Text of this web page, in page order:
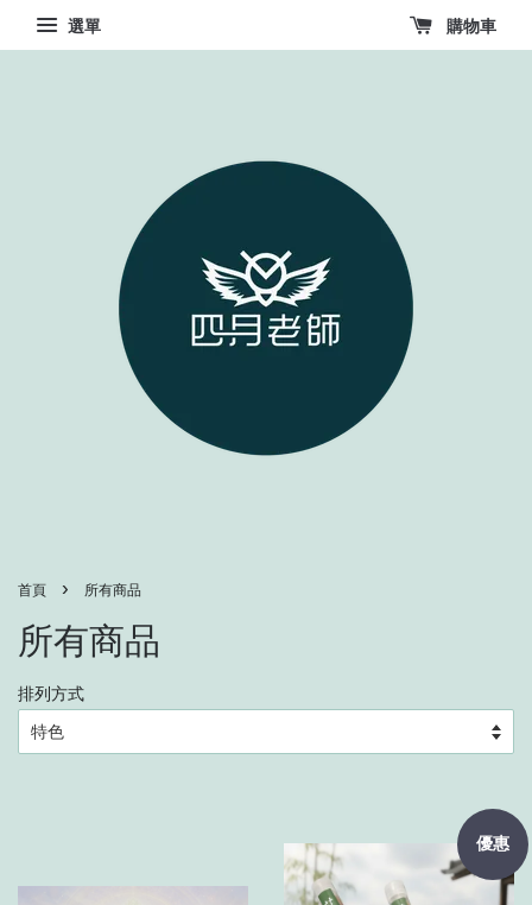
選單 購物車
首頁 › 所有商品
所有商品
排列方式
優惠